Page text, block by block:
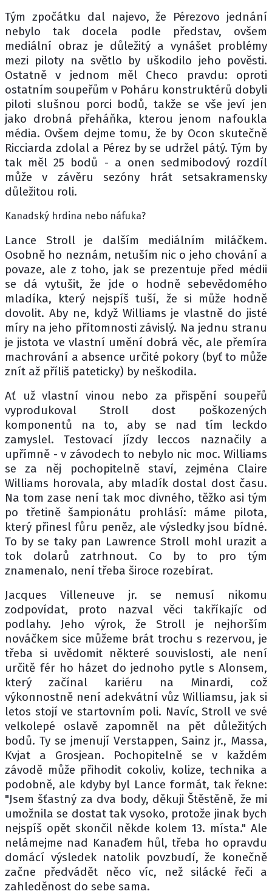
Tým zpočátku dal najevo, že Pérezovo jednání
nebylo tak docela podle představ, ovšem
mediální obraz je důležitý a vynášet problémy
mezi piloty na světlo by uškodilo jeho pověsti.
Ostatně v jednom měl Checo pravdu: oproti
ostatním soupeřům v Poháru konstruktérů dobyli
piloti slušnou porci bodů, takže se vše jeví jen
jako drobná přeháňka, kterou jenom nafoukla
média. Ovšem dejme tomu, že by Ocon skutečně
Ricciarda zdolal a Pérez by se udržel pátý. Tým by
tak měl 25 bodů - a onen sedmibodový rozdíl
může v závěru sezóny hrát setsakramensky
důležitou roli.
Kanadský hrdina nebo náfuka?
Lance Stroll je dalším mediálním miláčkem.
Osobně ho neznám, netuším nic o jeho chování a
povaze, ale z toho, jak se prezentuje před médii
se dá vytušit, že jde o hodně sebevědomého
mladíka, který nejspíš tuší, že si může hodně
dovolit. Aby ne, když Williams je vlastně do jisté
míry na jeho přítomnosti závislý. Na jednu stranu
je jistota ve vlastní umění dobrá věc, ale přemíra
machrování a absence určité pokory (byť to může
znít až příliš pateticky) by neškodila.
Ať už vlastní vinou nebo za přispění soupeřů
vyprodukoval Stroll dost poškozených
komponentů na to, aby se nad tím leckdo
zamyslel. Testovací jízdy leccos naznačily a
upřímně - v závodech to nebylo nic moc. Williams
se za něj pochopitelně staví, zejména Claire
Williams horovala, aby mladík dostal dost času.
Na tom zase není tak moc divného, těžko asi tým
po třetině šampionátu prohlásí: máme pilota,
který přinesl fůru peněz, ale výsledky jsou bídné.
To by se taky pan Lawrence Stroll mohl urazit a
tok dolarů zatrhnout. Co by to pro tým
znamenalo, není třeba široce rozebírat.
Jacques Villeneuve jr. se nemusí nikomu
zodpovídat, proto nazval věci takříkajíc od
podlahy. Jeho výrok, že Stroll je nejhorším
nováčkem sice můžeme brát trochu s rezervou, je
třeba si uvědomit některé souvislosti, ale není
určitě fér ho házet do jednoho pytle s Alonsem,
který začínal kariéru na Minardi, což
výkonnostně není adekvátní vůz Williamsu, jak si
letos stojí ve startovním poli. Navíc, Stroll ve své
velkolepé oslavě zapomněl na pět důležitých
bodů. Ty se jmenují Verstappen, Sainz jr., Massa,
Kvjat a Grosjean. Pochopitelně se v každém
závodě může přihodit cokoliv, kolize, technika a
podobně, ale kdyby byl Lance formát, tak řekne:
"Jsem šťastný za dva body, děkuji Štěstěně, že mi
umožnila se dostat tak vysoko, protože jinak bych
nejspíš opět skončil někde kolem 13. místa." Ale
nelámejme nad Kanaďem hůl, třeba ho opravdu
domácí výsledek natolik povzbudí, že konečně
začne předvádět něco víc, než silácké řeči a
zahleděnost do sebe sama.